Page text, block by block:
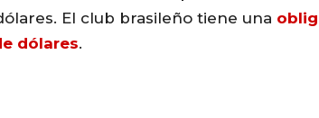
El club brasileño tiene una
dólares.